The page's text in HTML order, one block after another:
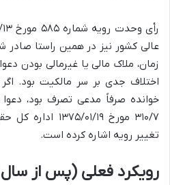
عالی کشور نیز در همین راستا صادر
زمان، ملاک مالی یا غیرمالی بودن
اختلاف جدی بر سر مالکیت بود.
خوانده صرفاً مدعی تصرف بود،
۳۱۰/۷ مورخ ۱۳۷۵/
تغییر رویه اشاره کرده است.
رویکرد فعلی (پس از سال ۱۳۷۳)